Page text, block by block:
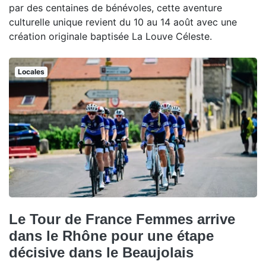
par des centaines de bénévoles, cette aventure
culturelle unique revient du 10 au 14 août avec une
création originale baptisée La Louve Céleste.
Locales
Le Tour de France Femmes arrive
dans le Rhône pour une étape
décisive dans le Beaujolais